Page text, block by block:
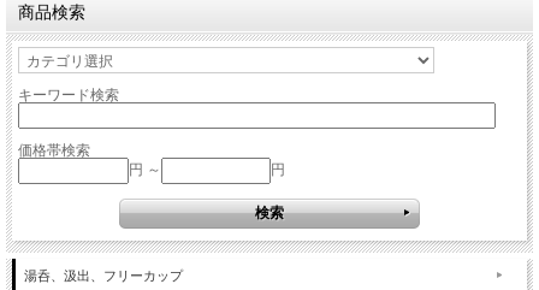
商品検索
キーワード検索
価格帯検索
円 ～
円
湯呑、汲出、フリーカップ